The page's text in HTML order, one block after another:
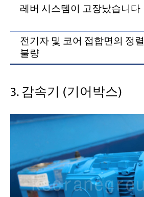
레버 시스템이 고장났습니다
전기자 및 코어 접합면의 정렬
불량
3. 감속기 (기어박스)